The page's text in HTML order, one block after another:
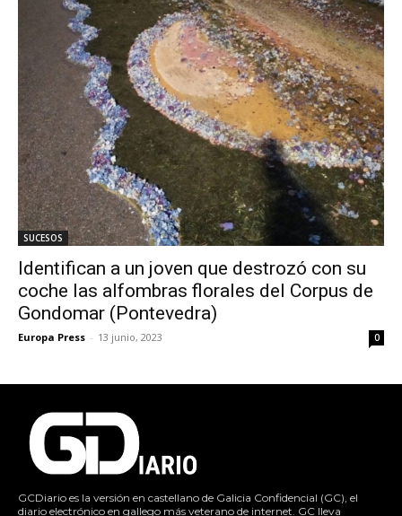
SUCESOS
Identifican a un joven que destrozó con su
coche las alfombras florales del Corpus de
Gondomar (Pontevedra)
Europa Press - 13 junio, 2023 0
GCDiario es la versión en castellano de Galicia Confidencial (GC), el
diario electrónico en gallego más veterano de internet. GC lleva